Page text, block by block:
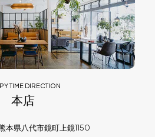
TIME DIRECTION
本店
本県八代市鏡町上鏡1150